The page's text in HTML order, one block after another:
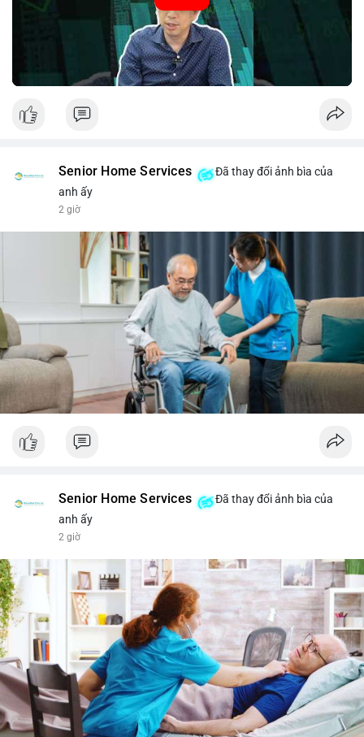
#whalemove #vilanh #btcmempool
Senior Home Services
Đã thay đổi ảnh bìa của
anh ấy
2 giờ
Senior Home Services
Đã thay đổi ảnh bìa của
anh ấy
2 giờ